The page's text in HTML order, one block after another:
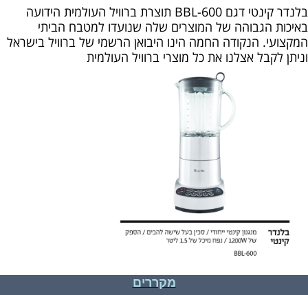
בלנדר קינטי דגם BBL-600 תוצרת ברוויל העולמית הידועה
באיכות הגבוהה של המוצרים שלה שנועדו למטבח הביתי
המקצועי. הנקודה החמה הינו היבואן הרשמי של ברוויל בישראל
וניתן לקבל אצלנו את כל מוצרי ברוויל העולמית
מקררים